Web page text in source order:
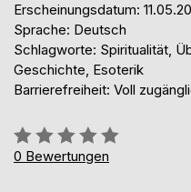
Erscheinungsdatum:
Sprache: Deutsch
Schlagworte: Spiritualität,
Geschichte, Esoterik
Barrierefreiheit: Voll
Bewertung::
0%
0 Bewertungen